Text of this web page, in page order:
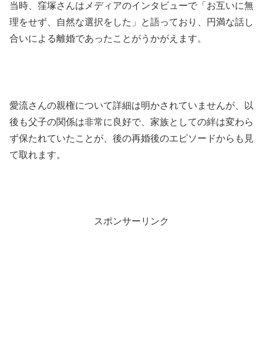
当時、窪塚さんはメディアのインタビューで「お互いに無
理をせず、自然な選択をした」と語っており、円満な話し
合いによる離婚であったことがうかがえます。
愛流さんの親権について詳細は明かされていませんが、以
後も父子の関係は非常に良好で、家族としての絆は変わら
ず保たれていたことが、後の再婚後のエピソードからも見
て取れます。
スポンサーリンク